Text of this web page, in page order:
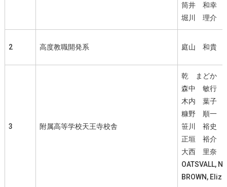
筒井 和幸
堀川 理介
2 高度教職開発系 庭山 和貴
3 附属高等学校天王寺校舎
乾 まどか
森中 敏行
木内 葉子
糠野 順一
笹川 裕史
正垣 裕介
大西 里奈
OATSVALL,
BROWN,